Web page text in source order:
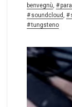
benvegnù,
soundcloud,
tungsteno